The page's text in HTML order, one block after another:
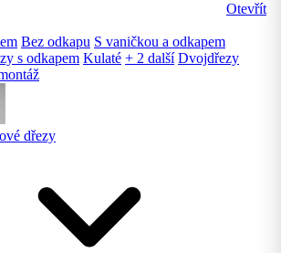
Otevřít
Bez odkapu S vaničkou a odkapem
s odkapem Kulaté + 2 další Dvojdřezy
dřezy